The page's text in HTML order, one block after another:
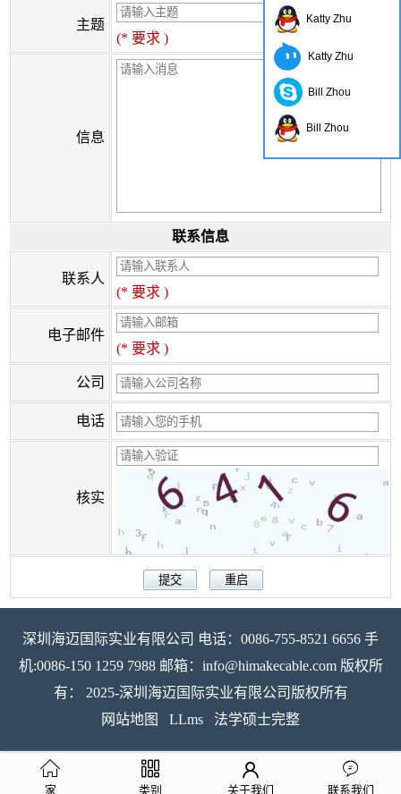
主题
(* 要求 )
信息
联系信息
联系人
(* 要求 )
电子邮件
(* 要求 )
公司
电话
核实
深圳海迈国际实业有限公司 电话：0086-755-8521 6656 手
机:0086-150 1259 7988 邮箱：info@himakecable.com 版权所
有： 2025-深圳海迈国际实业有限公司版权所有
网站地图
LLms 法学硕士完整
家 类别 关于我们 联系我们
Katty Zhu
Katty Zhu
Bill Zhou
Bill Zhou